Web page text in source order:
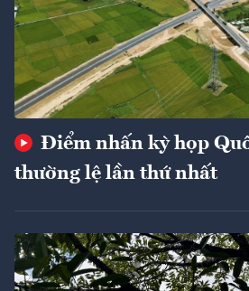
Điểm nhấn kỳ họp
thường lệ lần thứ nhất